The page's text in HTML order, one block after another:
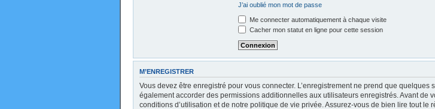
J’ai oublié mon mot de passe
Me connecter automatiquement à chaque visite
Cacher mon statut en ligne pour cette session
M’ENREGISTRER
Vous devez être enregistré pour vous connecter. L’enregistrement ne prend que
également accorder des permissions additionnelles aux utilisateurs enregistrés. Avant de
conditions d’utilisation et de notre politique de vie privée. Assurez-vous de bien lire tout le